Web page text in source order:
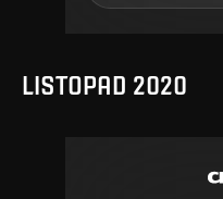
LISTOPAD 2020